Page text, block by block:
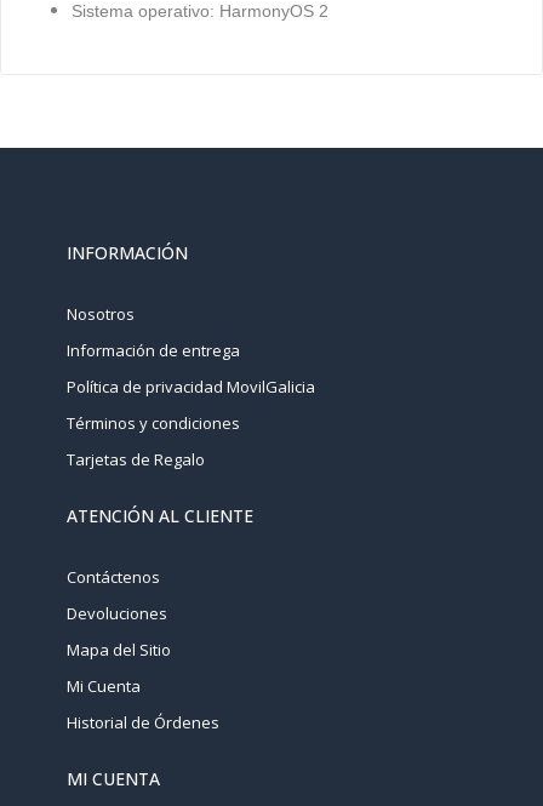
Sistema operativo: HarmonyOS 2
INFORMACIÓN
Nosotros
Información de entrega
Política de privacidad MovilGalicia
Términos y condiciones
Tarjetas de Regalo
ATENCIÓN AL CLIENTE
Contáctenos
Devoluciones
Mapa del Sitio
Mi Cuenta
Historial de Órdenes
MI CUENTA